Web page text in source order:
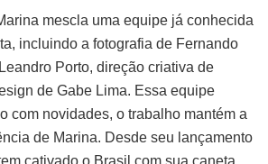
mescla uma equipe já conhecida
incluindo a fotografia de Fernando
Porto, direção criativa de
de Gabe Lima. Essa equipe
com novidades, o trabalho mantém a
de Marina. Desde seu lançamento
cativado o Brasil com sua caneta